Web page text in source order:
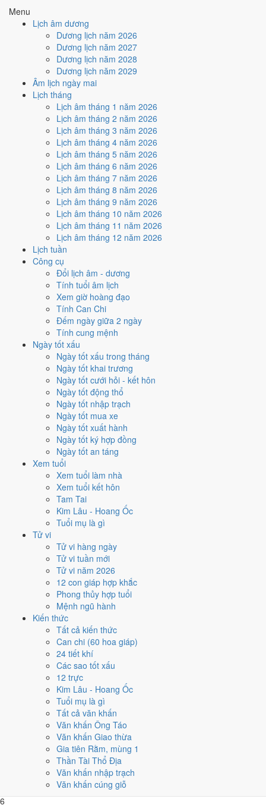
Menu
Lịch âm dương
Dương lịch năm 2026
Dương lịch năm 2027
Dương lịch năm 2028
Dương lịch năm 2029
Âm lịch ngày mai
Lịch tháng
Lịch âm tháng 1 năm 2026
Lịch âm tháng 2 năm 2026
Lịch âm tháng 3 năm 2026
Lịch âm tháng 4 năm 2026
Lịch âm tháng 5 năm 2026
Lịch âm tháng 6 năm 2026
Lịch âm tháng 7 năm 2026
Lịch âm tháng 8 năm 2026
Lịch âm tháng 9 năm 2026
Lịch âm tháng 10 năm 2026
Lịch âm tháng 11 năm 2026
Lịch âm tháng 12 năm 2026
Lịch tuần
Công cụ
Đổi lịch âm - dương
Tính tuổi âm lịch
Xem giờ hoàng đạo
Tính Can Chi
Đếm ngày giữa 2 ngày
Tính cung mệnh
Ngày tốt xấu
Ngày tốt xấu trong tháng
Ngày tốt khai trương
Ngày tốt cưới hỏi - kết hôn
Ngày tốt động thổ
Ngày tốt nhập trạch
Ngày tốt mua xe
Ngày tốt xuất hành
Ngày tốt ký hợp đồng
Ngày tốt an táng
Xem tuổi
Xem tuổi làm nhà
Xem tuổi kết hôn
Tam Tai
Kim Lâu - Hoang Ốc
Tuổi mụ là gì
Tử vi
Tử vi hàng ngày
Tử vi tuần mới
Tử vi năm 2026
12 con giáp hợp khắc
Phong thủy hợp tuổi
Mệnh ngũ hành
Kiến thức
Tất cả kiến thức
Can chi (60 hoa giáp)
24 tiết khí
Các sao tốt xấu
12 trực
Kim Lâu - Hoang Ốc
Tuổi mụ là gì
Tất cả văn khấn
Văn khấn Ông Táo
Văn khấn Giao thừa
Gia tiên Rằm, mùng 1
Thần Tài Thổ Địa
Văn khấn nhập trạch
Văn khấn cúng giỗ
Địa Chi
(Thân)
· Con ThânBính thì Hỏa khắc Kim (tương khắc).
Hỏa · Sơn
Hạ Hỏa
Nghĩa "Nước cuối khe", thuộc hành Hỏa, ứng với
cặp can chi Bính Thân và Đinh Dậu.
Kim Thân
(chính
cung)
Tuổi Thân hợp Thái Tuế. Tuổi xung Thái Tuế
cần lễ giải đầu năm.
Đỏ
Trắng/Bạc
Xanh lá
Kích hoạt vận khí, dùng cho trang phục, vật
phẩm phong thủy.
185 /181
ngày
Một tiêu chí thành phần, xét riêng bộ sao ngày.
Xem cơ chế ở bàisao Hoàng Đạo
Đạo.
Luận giải ngũ hành, Thái Tuế và màu hợp ở trên là quan niệm dân
gian. Nguồn tham chiếu:Tam Mệnh Thông Hội
Phương Thư. Dùng để tham khảo khi chọn thời điểm, không phải kết
luận khoa học.
Vận 8 Bát Bạch Cấn Thổ ảnh
hưởng gì tới năm 2016?
Vận 8 lấy hànhThổlàm chủ, đóng ở Cấn · Đông Bắc. Năm 2016
mang Can Bính hành Hỏa. So với hành Vận thì
. Theo Huyền Không, đây là năm thuận để khởi sự và mở rộng.
Bát Bạch Cấn Thổ
Vận 8 · Hạ Nguyên · 2004 - 2023
Cấn · Đông Bắc
Bát Bạch (8)
Lịch âm dương 12 tháng năm
2016 có gì đáng chú ý?
12 tháng dương năm 2016 trải trên các tháng âm từ
đếntháng 12 âm năm Bính Thân
tháng nhuận âmnên âm và dương lệch nhau khá đều suốt 12 tháng.
Năm 2016 có
82 ngày từ mức Tốt trở lên
với 9 ngày. Ít nhất là tháng 9, chỉ 4 ngày, nên tránh xếp việc lớn vào
Các mốc lớn rơi vào:Ông Công Ông Táo 1/2
Lễ Vu Lan 17/8,Tết Trung Thu 15/9
12 tháng theo số ngày tốt, còn lưới ngày của từng tháng nằm ngay
Tháng 11 âm (Mậu Tý)
Tháng 12 âm (Kỷ Sửu)
Tháng 1 âm (Canh Dần)
Tháng 2 âm (Tân Mão)
Tháng 3 âm (Nhâm Thìn)
6